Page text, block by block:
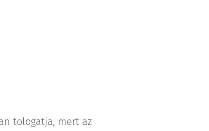
tologatja, mert az